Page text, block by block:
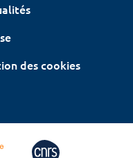
des cookies